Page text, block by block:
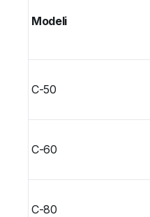
Modeli
C-50
C-60
C-80